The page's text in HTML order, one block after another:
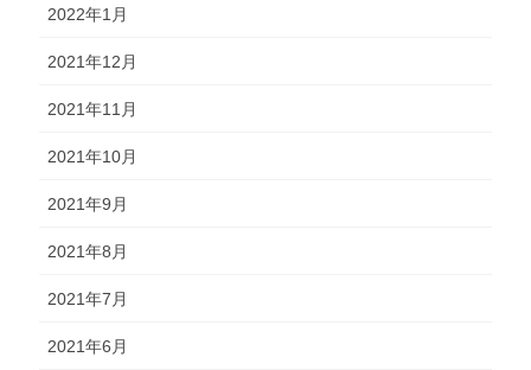
2022年1月
2021年12月
2021年11月
2021年10月
2021年9月
2021年8月
2021年7月
2021年6月